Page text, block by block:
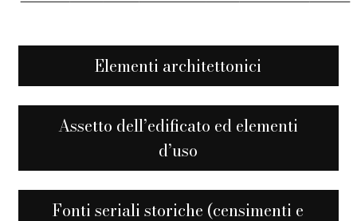
Elementi architettonici
Assetto dell’edificato ed elementi
d’uso
Fonti seriali storiche (censimenti e